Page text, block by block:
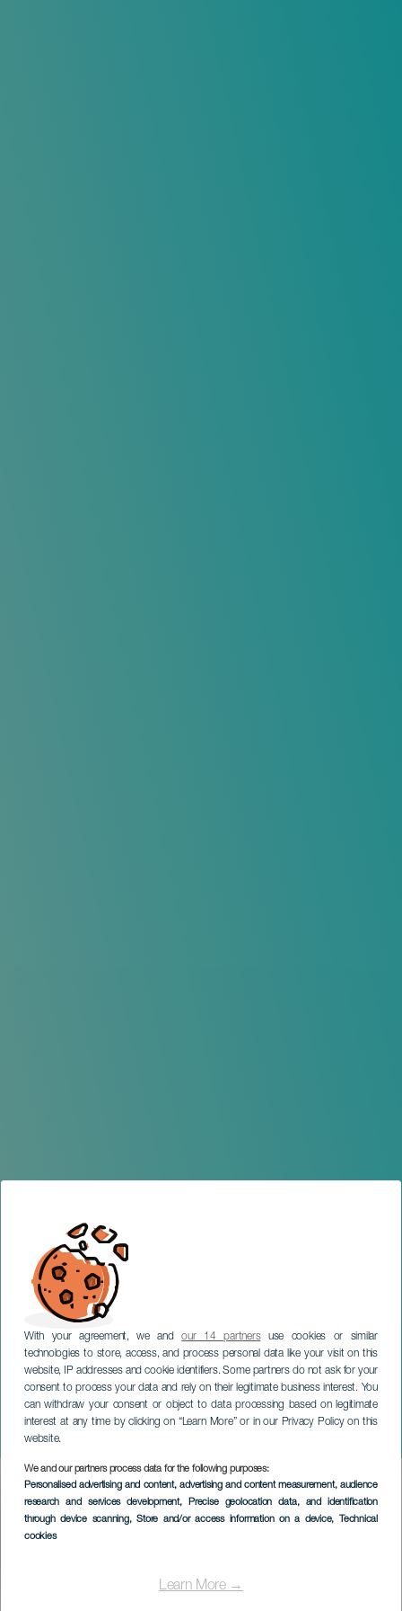
With your agreement, we andour 14 partnersuse cookies or similar
technologies to store, access, and process personal data like your visit on this
website, IP addresses and cookie identifiers. Some partners do not ask for your
consent to process your data and rely on their legitimate business interest. You
can withdraw your consent or object to data processing based on legitimate
interest at any time by clicking on “Learn More” or in our Privacy Policy on this
website.
We and our partners process data for the following purposes:
Personalised advertising and content, advertising and content measurement, audience
research and services development, Precise geolocation data, and identification
through device scanning, Store and/or access information on a device, Technical
cookies
Learn More →
Guiguan
LA GRACIOSA
Imagen
Listado